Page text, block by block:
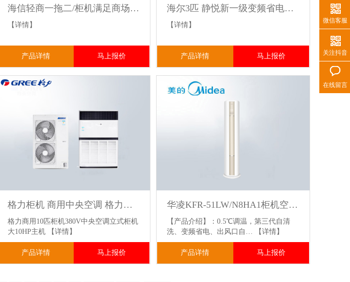
海信轻商一拖二/柜机满足商场店铺工厂车间办公场所等场所
【详情】
产品详情 马上报价
海尔3匹 静悦新一级变频省电客厅空调立式柜机强效冷暖以旧换新
【详情】
产品详情 马上报价
格力柜机 商用中央空调 格力十匹柜机 10匹立式空调10HP主机
格力商用10匹柜机380V中央空调立式柜机
大10HP主机
【详情】
产品详情 马上报价
华凌KFR-51LW/N8HA1柜机空调3匹一级能效
【产品介绍】：0.5℃调温，第三代自清
洗、变频省电、出风口自…
【详情】
产品详情 马上报价
微信客服
关注抖音
在线留言